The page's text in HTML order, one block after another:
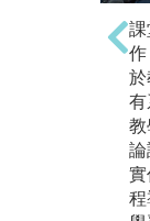
課
作
於
有
教
論
實
程